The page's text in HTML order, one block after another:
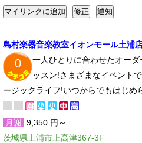
島村楽器音楽教室イオンモール土浦
0
一人ひとりに合わせたオーダ
ッスン!さまざまなイベント
ージックライフ!いつからでもはじめ
月謝 9,350 円～
茨城県土浦市上高津367-3F